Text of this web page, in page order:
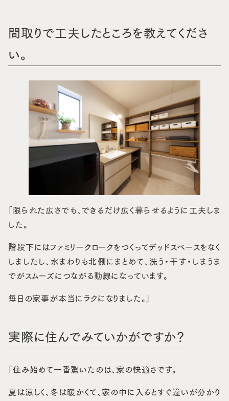
間取りで工夫したところを教えてくださ
い。
「限られた広さでも、できるだけ広く暮らせるように工夫しま
した。
階段下にはファミリークロークをつくってデッドスペースをなく
しましたし、水まわりも北側にまとめて、洗う・干す・しまうま
でがスムーズにつながる動線になっています。
毎日の家事が本当にラクになりました。」
実際に住んでみていかがですか？
「住み始めて一番驚いたのは、家の快適さです。
夏は涼しく、冬は暖かくて、家の中に入るとすぐ違いが分かり